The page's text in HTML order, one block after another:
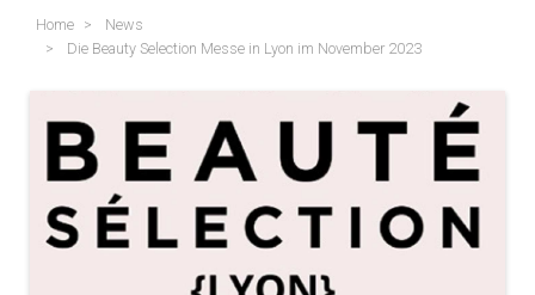
Home
News
Die Beauty Selection Messe in Lyon im November 2023